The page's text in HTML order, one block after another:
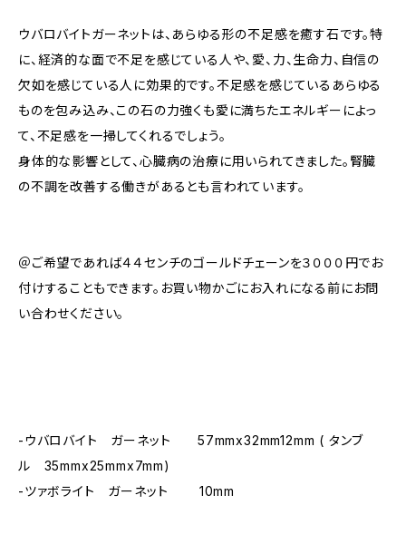
ウバロバイトガーネットは、あらゆる形の不足感を癒す石です。特
に、経済的な面で不足を感じている人や、愛、力、生命力、自信の
欠如を感じている人に効果的です。不足感を感じているあらゆる
ものを包み込み、この石の力強くも愛に満ちたエネルギーによっ
て、不足感を一掃してくれるでしょう。
身体的な影響として、心臓病の治療に用いられてきました。腎臓
の不調を改善する働きがあるとも言われています。
＠ご希望であれば４４センチのゴールドチェーンを３０００円でお
付けすることもできます。お買い物かごにお入れになる前にお問
い合わせください。
-ウバロバイト ガーネット 57mmx32mm12mm ( タンブ
ル 35mmx25mmx7mm)
-ツァボライト ガーネット 10mm